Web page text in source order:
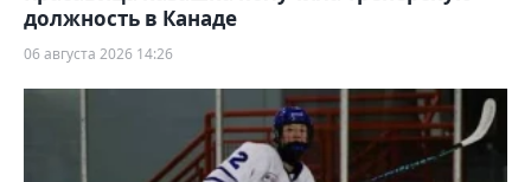
должность в Канаде
06 августа 2026 14:26